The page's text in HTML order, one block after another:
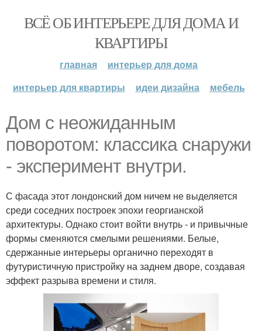
ВСЁ ОБ ИНТЕРЬЕРЕ ДЛЯ ДОМА И
КВАРТИРЫ
главная
интерьер для дома
интерьер для квартиры
идеи дизайна мебель
Дом с неожиданным
поворотом: классика снаружи
- эксперимент внутри.
С фасада этот лондонский дом ничем не выделяется
среди соседних построек эпохи георгианской
архитектуры. Однако стоит войти внутрь - и привычные
формы сменяются смелыми решениями. Белые,
сдержанные интерьеры органично переходят в
футуристичную пристройку на заднем дворе, создавая
эффект разрыва времени и стиля.